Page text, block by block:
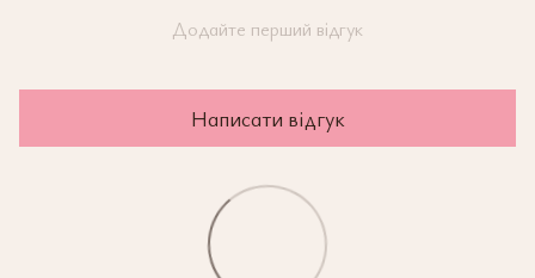
Додайте перший відгук
Написати відгук